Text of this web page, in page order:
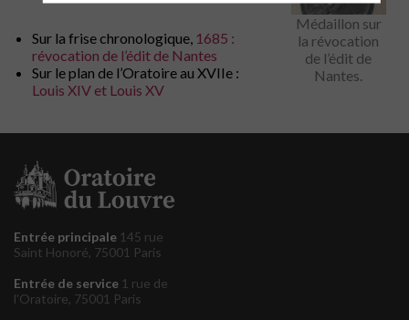
Médaillon sur
la révocation
de l’édit de
Nantes.
Sur la frise chronologique, 1685 :
révocation de l’édit de Nantes
Sur le plan de l’Oratoire au XVIIe :
Louis XIV et Louis XV
Entrée principale 145 rue
Saint Honoré, 75001 Paris
Entrée de service 1 rue de
l'Oratoire, 75001 Paris